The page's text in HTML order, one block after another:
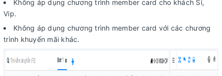
Không áp dụng chương trình member card cho khách Sỉ,
Vip.
Không áp dụng chương trình member card với các chương
trình khuyến mãi khác.